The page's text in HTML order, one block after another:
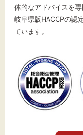
体的なアドバイスを
岐阜県版HACCPの認
ています。